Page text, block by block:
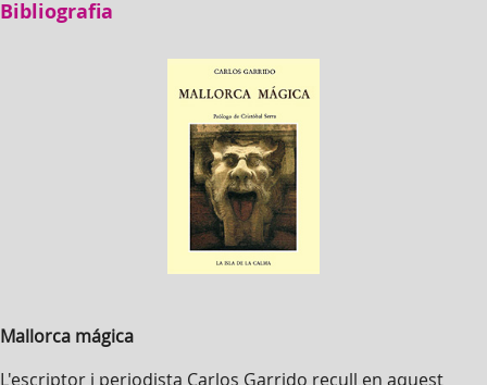
Bibliografia
Mallorca mágica
L'escriptor i periodista Carlos Garrido recull en aquest